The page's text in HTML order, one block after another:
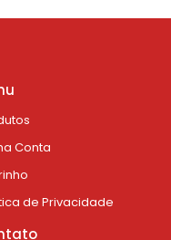
Conta
de Privacidade